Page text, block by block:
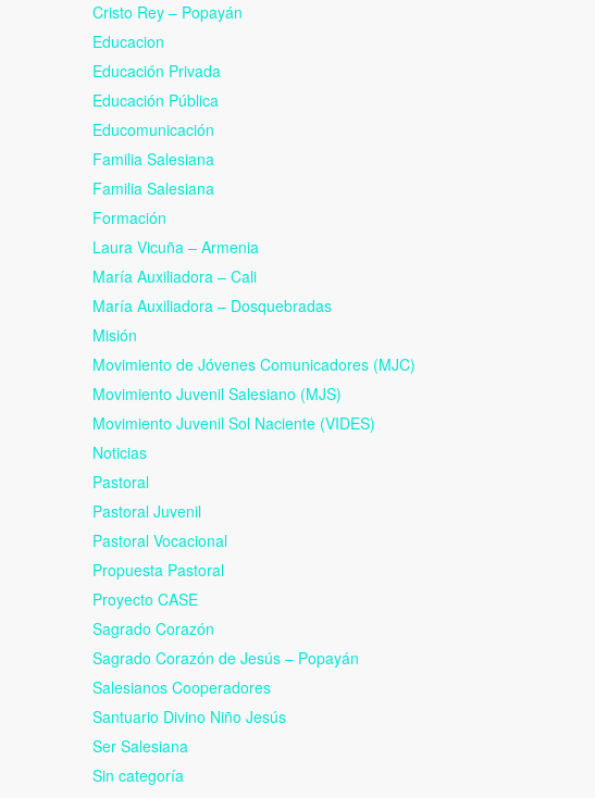
Cristo Rey – Popayán
Educacion
Educación Privada
Educación Pública
Educomunicación
Familia Salesiana
Familia Salesiana
Formación
Laura Vicuña – Armenia
María Auxiliadora – Cali
María Auxiliadora – Dosquebradas
Misión
Movimiento de Jóvenes Comunicadores (MJC)
Movimiento Juvenil Salesiano (MJS)
Movimiento Juvenil Sol Naciente (VIDES)
Noticias
Pastoral
Pastoral Juvenil
Pastoral Vocacional
Propuesta Pastoral
Proyecto CASE
Sagrado Corazón
Sagrado Corazón de Jesús – Popayán
Salesianos Cooperadores
Santuario Divino Niño Jesús
Ser Salesiana
Sin categoría